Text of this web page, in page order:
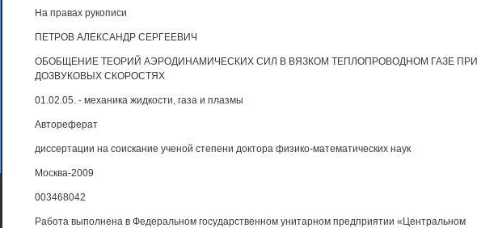
На правах рукописи
ПЕТРОВ АЛЕКСАНДР СЕРГЕЕВИЧ
ОБОБЩЕНИЕ ТЕОРИЙ АЭРОДИНАМИЧЕСКИХ СИЛ В ВЯЗКОМ ТЕПЛОПРОВОДНОМ ГАЗЕ ПРИ
ДОЗВУКОВЫХ СКОРОСТЯХ
01.02.05. - механика жидкости, газа и плазмы
Автореферат
диссертации на соискание ученой степени доктора физико-математических наук
Москва-2009
003468042
Работа выполнена в Федеральном государственном унитарном предприятии «Центральном